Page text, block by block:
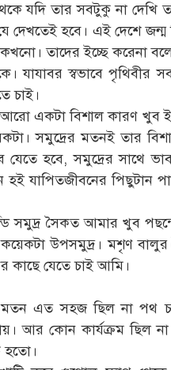
যদি তার সবটুকু না
দেখতেই হবে। এই দেশে জন্ম
তাদের ইচ্ছে করেনা
যাযাবর স্বভাবে পৃথিবীর
চাই।
আরো একটা বিশাল কারণ খুব
সমুদ্রের মতনই তার
হবে, সমুদ্রের সাথে
যাপিতজীবনের পিছুটান
সমুদ্র সৈকত আমার খুব
কয়েকটা উপসমুদ্র। মশৃণ
কাছে যেতে চাই আমি।
মতন এত সহজ ছিল না পথ
আর কোন কার্যক্রম ছিল
হতো।